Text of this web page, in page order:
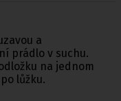
a
prádlo v suchu.
na jednom
lůžku.